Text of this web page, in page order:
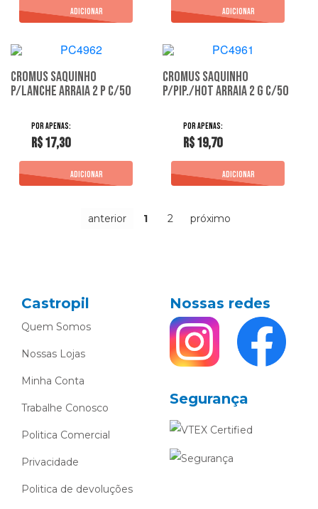
Cromus Saquinho
P/Lanche Arraia 2 P C/50
R$ 17,30
Cromus Saquinho
P/Pip./Hot Arraia 2 G C/50
R$ 19,70
anterior 1 2 próximo
Castropil
Quem Somos
Nossas Lojas
Minha Conta
Trabalhe Conosco
Politica Comercial
Privacidade
Politica de devoluções
Nossas redes
Segurança